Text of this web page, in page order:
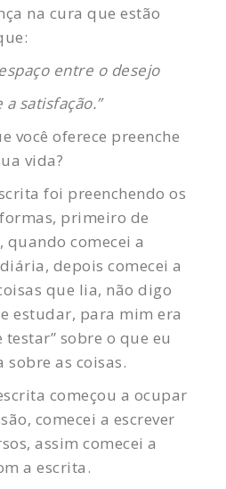
na cura que estão
entre o desejo
satisfação.”
você oferece preenche
vida?
foi preenchendo os
primeiro de
comecei a
depois comecei a
que lia, não digo
estudar, para mim era
sobre o que eu
sobre as coisas.
começou a ocupar
comecei a escrever
assim comecei a
a escrita.